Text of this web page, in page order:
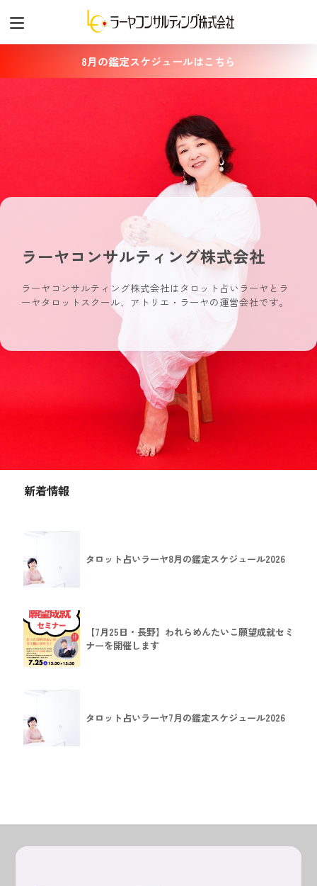
8月の鑑定スケジュールはこちら
ラーヤコンサルティング株式会社
ラーヤコンサルティング株式会社はタロット占いラーヤとラ
ーヤタロットスクール、アトリエ・ラーヤの運営会社です。
新着情報
タロット占いラーヤ8月の鑑定スケジュール2026
【7月25日・長野】われらめんたいこ願望成就セミ
ナーを開催します
タロット占いラーヤ7月の鑑定スケジュール2026